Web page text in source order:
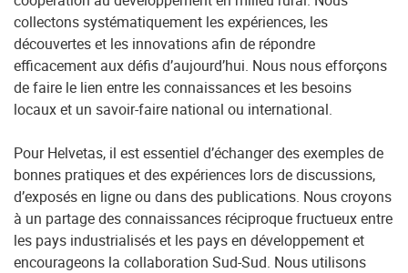
collectons systématiquement les expériences, les
découvertes et les innovations afin de répondre
efficacement aux défis d’aujourd’hui. Nous nous efforçons
de faire le lien entre les connaissances et les besoins
locaux et un savoir-faire national ou international.
Pour Helvetas, il est essentiel d’échanger des exemples de
bonnes pratiques et des expériences lors de discussions,
d’exposés en ligne ou dans des publications. Nous croyons
à un partage des connaissances réciproque fructueux entre
les pays industrialisés et les pays en développement et
encourageons la collaboration Sud-Sud. Nous utilisons